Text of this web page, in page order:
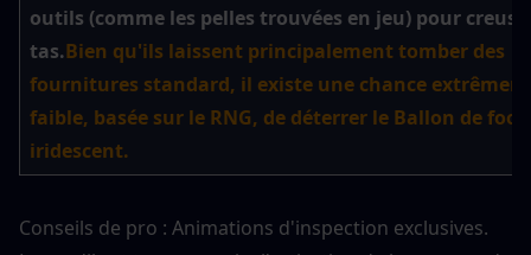
outils (comme les pelles trouvées en jeu) pour
tas.Bien qu'ils laissent principalement tomber des
fournitures standard, il existe une chance
faible, basée sur le RNG, de déterrer le Ballon de
iridescent.
Conseils de pro : Animations d'inspection exclusives.